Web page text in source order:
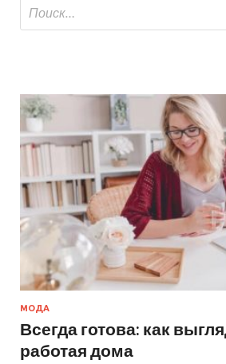
МОДА
Всегда готова: как
работая дома